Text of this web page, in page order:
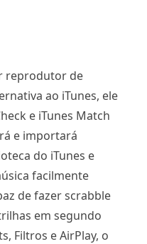
reprodutor de
ao iTunes, ele
e iTunes Match
e importará
do iTunes e
facilmente
de fazer scrabble
em segundo
Filtros e AirPlay, o